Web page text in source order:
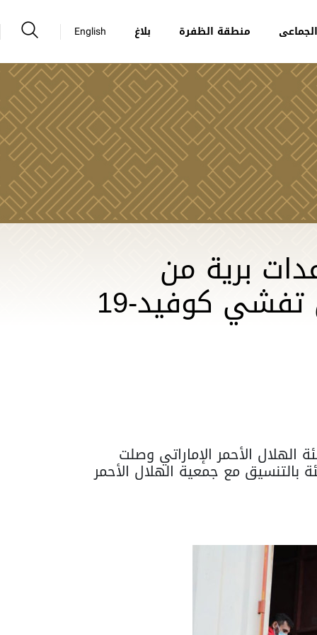
منطقة الظفرة بلاغ English
برية من
كوفيد-19
الأحمر الإماراتي وصلت
سيرتها الهيئة بالتنسيق مع جمعية الهلال الأحمر